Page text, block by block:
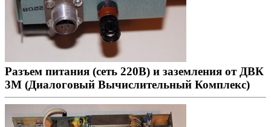
Разъем питания (сеть 220В) и заземления от ДВК
3М (Диалоговый Вычислительный Комплекс)